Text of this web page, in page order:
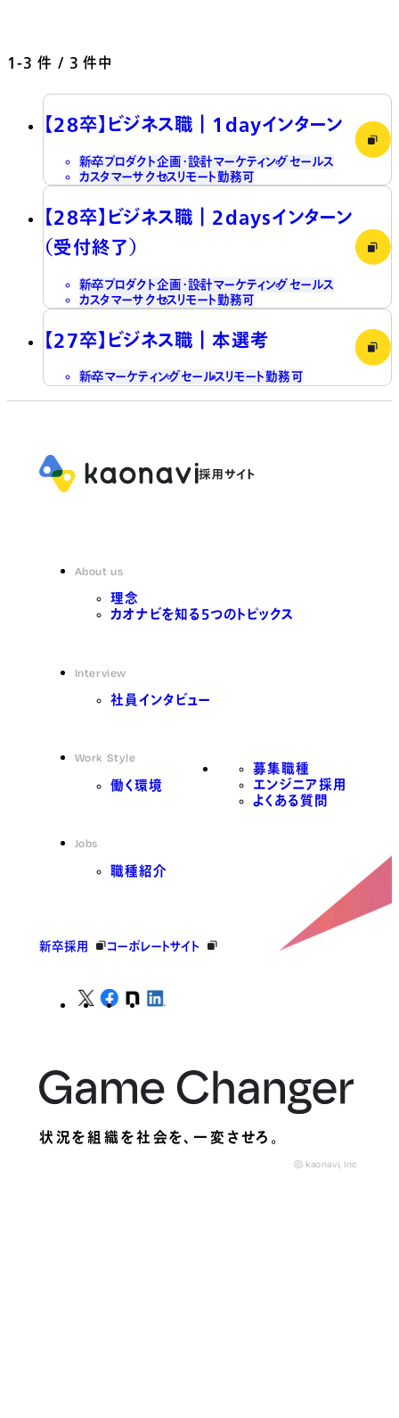
1-3 件 / 3 件中
【28卒】ビジネス職┃1dayインターン
新卒プロダクト企画・設計マーケティング セールス
カスタマーサクセスリモート勤務可
【28卒】ビジネス職┃2daysインターン
（受付終了）
新卒プロダクト企画・設計マーケティングセールス
カスタマーサクセス リモート勤務可
【27卒】ビジネス職┃本選考
新卒マーケティング セールスリモート勤務可
About us
理念
カオナビを知る5つのトピックス
Interview
社員インタビュー
Work Style
働く環境
Jobs
職種紹介
募集職種
エンジニア採用
よくある質問
新卒採用 コーポレートサイト
状況を組織を社会を、一変させろ。
© kaonavi, Inc